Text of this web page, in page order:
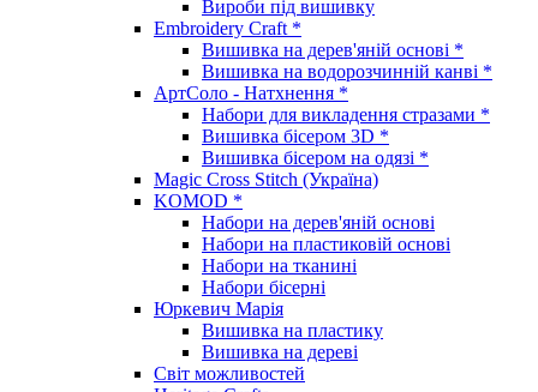
Вироби під вишивку
Embroidery Craft *
Вишивка на дерев'яній основі *
Вишивка на водорозчинній канві *
АртСоло - Натхнення *
Набори для викладення стразами *
Вишивка бісером 3D *
Вишивка бісером на одязі *
Magic Cross Stitch (Україна)
KOMOD *
Набори на дерев'яній основі
Набори на пластиковій основі
Набори на тканині
Набори бісерні
Юркевич Марія
Вишивка на пластику
Вишивка на дереві
Світ можливостей